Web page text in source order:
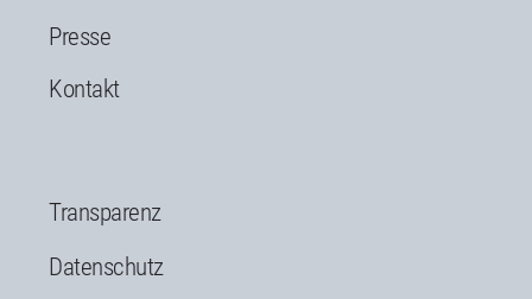
Presse
Kontakt
Transparenz
Datenschutz